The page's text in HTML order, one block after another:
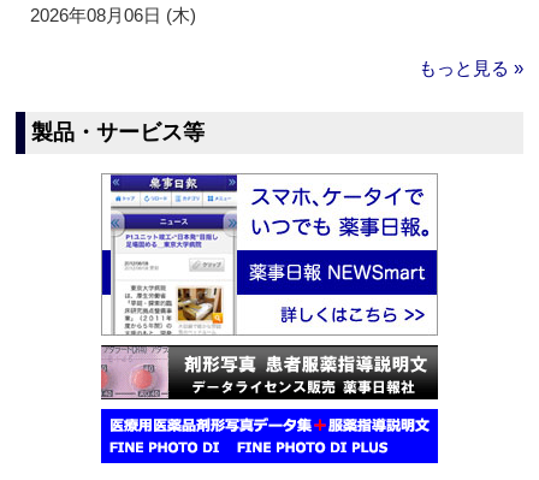
2026年08月06日 (木)
もっと見る »
製品・サービス等